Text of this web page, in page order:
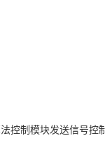
控制模块发送信号控